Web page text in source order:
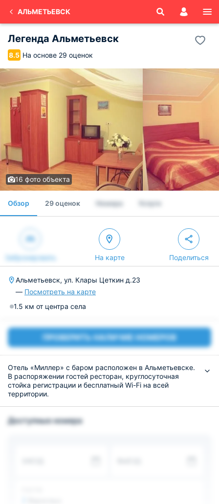
АЛЬМЕТЬЕВСК
Легенда Альметьевск
8.5 На основе 29 оценок
16 фото объекта
Обзор Номера
29 оценок Услуги
Забронировать На карте Поделиться
Альметьевск, ул. Клары Цеткин д.23
— Посмотреть на карте
1.5 км от центра села
ПРОВЕРИТЬ НАЛИЧИЕ НОМЕРОВ
Отель «Миллер» с баром расположен в Альметьевске.
В распоряжении гостей ресторан, круглосуточная
стойка регистрации и бесплатный Wi-Fi на всей
территории.
парковка.
Доступные номера